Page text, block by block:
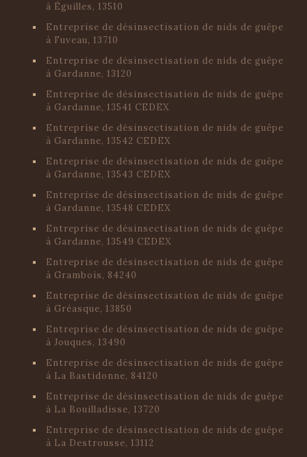
à Éguilles, 13510
Entreprise de désinsectisation de nids de guêpe
à Fuveau, 13710
Entreprise de désinsectisation de nids de guêpe
à Gardanne, 13120
Entreprise de désinsectisation de nids de guêpe
à Gardanne, 13541 CEDEX
Entreprise de désinsectisation de nids de guêpe
à Gardanne, 13542 CEDEX
Entreprise de désinsectisation de nids de guêpe
à Gardanne, 13543 CEDEX
Entreprise de désinsectisation de nids de guêpe
à Gardanne, 13548 CEDEX
Entreprise de désinsectisation de nids de guêpe
à Gardanne, 13549 CEDEX
Entreprise de désinsectisation de nids de guêpe
à Grambois, 84240
Entreprise de désinsectisation de nids de guêpe
à Gréasque, 13850
Entreprise de désinsectisation de nids de guêpe
à Jouques, 13490
Entreprise de désinsectisation de nids de guêpe
à La Bastidonne, 84120
Entreprise de désinsectisation de nids de guêpe
à La Bouilladisse, 13720
Entreprise de désinsectisation de nids de guêpe
à La Destrousse, 13112